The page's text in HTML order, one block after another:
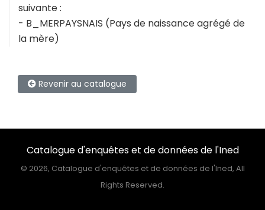
suivante :
- B_MERPAYSNAIS (Pays de naissance agrégé de
la mère)
Revenir au catalogue
Catalogue d'enquêtes et de données de l'Ined
© 2026, Catalogue d'enquêtes et de données de l'Ined, All
Rights Reserved.